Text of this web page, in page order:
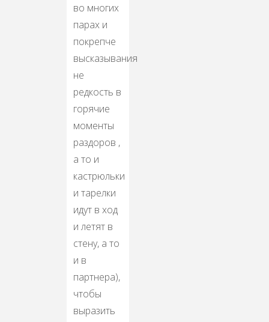
во многих
парах и
покрепче
высказывания
не
редкость в
горячие
моменты
раздоров ,
а то и
кастрюльки
и тарелки
идут в ход
и летят в
стену, а то
и в
партнера),
чтобы
выразить